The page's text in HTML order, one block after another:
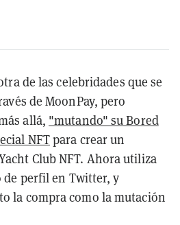
de las celebridades que se
de MoonPay, pero
allá, "mutando" su Bored
NFTpara crear un
Club NFT. Ahora utiliza
perfil en Twitter, y
la compra como la mutación